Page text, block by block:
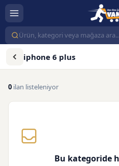
iphone 6 plus
0 ilan listeleniyor
Bu kategoride